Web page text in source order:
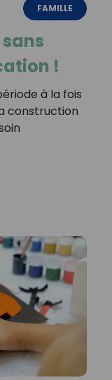
FAMILLE
!
à la fois
construction